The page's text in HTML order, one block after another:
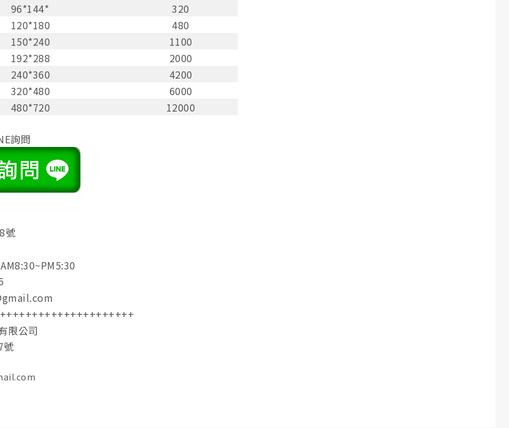
96*144*
320
120*180
480
150*240
1100
192*288
2000
240*360
4200
320*480
6000
480*720 12000
詢問
號
限公司
號